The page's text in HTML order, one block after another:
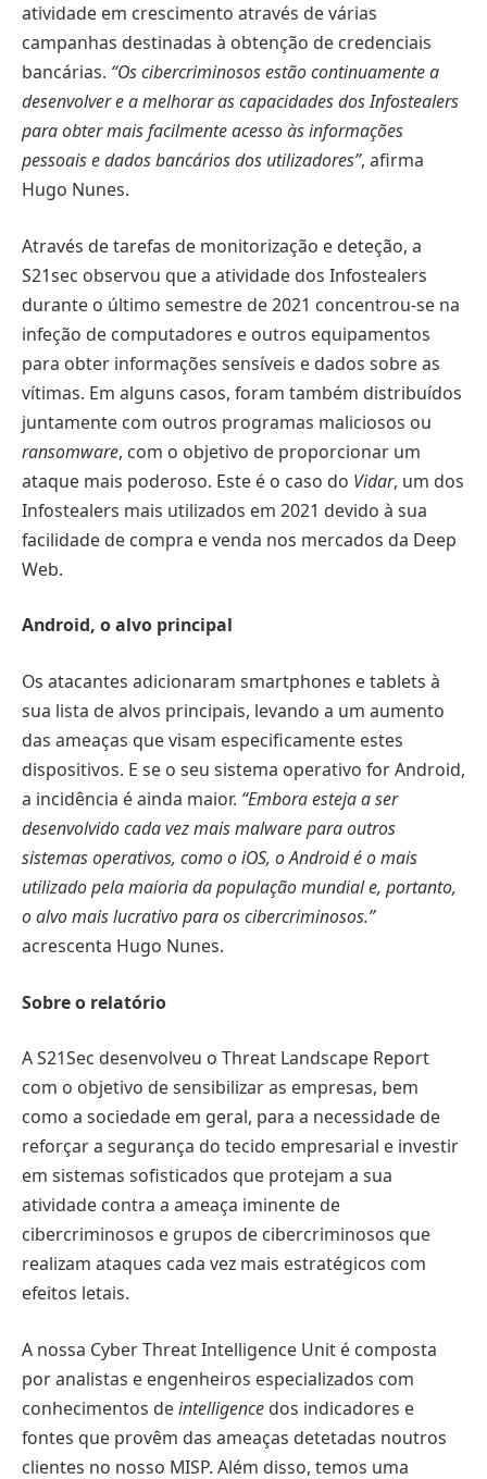
atividade em crescimento através de várias
campanhas destinadas à obtenção de credenciais
bancárias. “Os cibercriminosos estão continuamente a
desenvolver e a melhorar as capacidades dos Infostealers
para obter mais facilmente acesso às informações
pessoais e dados bancários dos utilizadores”, afirma
Hugo Nunes.
Através de tarefas de monitorização e deteção, a
S21sec observou que a atividade dos Infostealers
durante o último semestre de 2021 concentrou-se na
infeção de computadores e outros equipamentos
para obter informações sensíveis e dados sobre as
vítimas. Em alguns casos, foram também distribuídos
juntamente com outros programas maliciosos ou
ransomware, com o objetivo de proporcionar um
ataque mais poderoso. Este é o caso do Vidar, um dos
Infostealers mais utilizados em 2021 devido à sua
facilidade de compra e venda nos mercados da Deep
Web.
Android, o alvo principal
Os atacantes adicionaram smartphones e tablets à
sua lista de alvos principais, levando a um aumento
das ameaças que visam especificamente estes
dispositivos. E se o seu sistema operativo for Android,
a incidência é ainda maior. “Embora esteja a ser
desenvolvido cada vez mais malware para outros
sistemas operativos, como o iOS, o Android é o mais
utilizado pela maioria da população mundial e, portanto,
o alvo mais lucrativo para os cibercriminosos.”
acrescenta Hugo Nunes.
Sobre o relatório
A S21Sec desenvolveu o Threat Landscape Report
com o objetivo de sensibilizar as empresas, bem
como a sociedade em geral, para a necessidade de
reforçar a segurança do tecido empresarial e investir
em sistemas sofisticados que protejam a sua
atividade contra a ameaça iminente de
cibercriminosos e grupos de cibercriminosos que
realizam ataques cada vez mais estratégicos com
efeitos letais.
A nossa Cyber Threat Intelligence Unit é composta
por analistas e engenheiros especializados com
conhecimentos deintelligence dos indicadores e
fontes que provêm das ameaças detetadas noutros
clientes no nosso MISP. Além disso, temos uma